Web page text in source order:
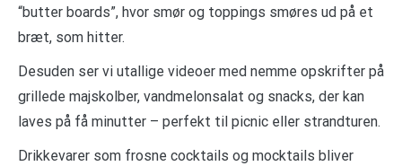
“butter boards”, hvor smør og toppings smøres ud på et
bræt, som hitter.
Desuden ser vi utallige videoer med nemme opskrifter på
grillede majskolber, vandmelonsalat og snacks, der kan
laves på få minutter – perfekt til picnic eller strandturen.
Drikkevarer som frosne cocktails og mocktails bliver